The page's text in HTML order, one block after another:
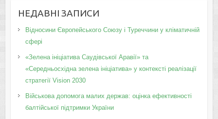
НЕДАВНІ ЗАПИСИ
Відносини Європейського Союзу і Туреччини у кліматичній
сфері
«Зелена ініціатива Саудівської Аравії» та
«Середньосхідна зелена ініціатива» у контексті реалізації
стратегії Vision 2030
Військова допомога малих держав: оцінка ефективності
балтійської підтримки України